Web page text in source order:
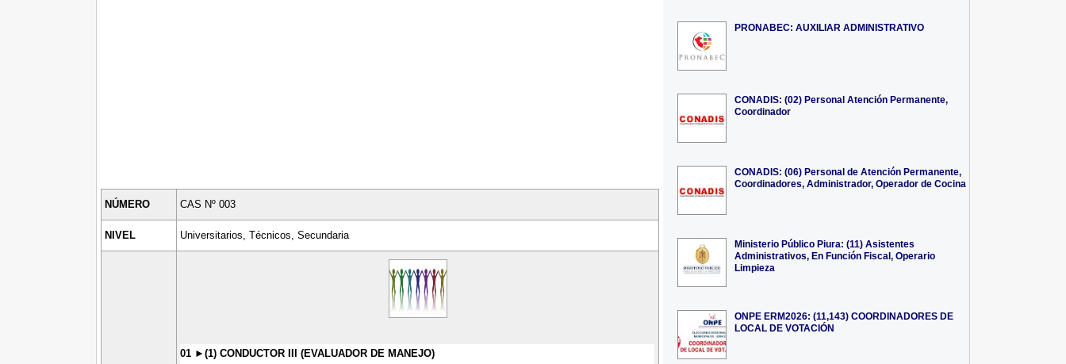
NÚMERO CAS Nº 003
NIVEL Universitarios, Técnicos, Secundaria
01 ►(1) CONDUCTOR III (EVALUADOR DE MANEJO)
PRONABEC: AUXILIAR ADMINISTRATIVO
CONADIS: (02) Personal Atención Permanente,
Coordinador
CONADIS: (06) Personal de Atención Permanente,
Coordinadores, Administrador, Operador de Cocina
Ministerio Público Piura: (11) Asistentes
Administrativos, En Función Fiscal, Operario
Limpieza
ONPE ERM2026: (11,143) COORDINADORES DE
LOCAL DE VOTACIÓN